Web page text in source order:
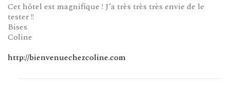
Cet hôtel est magnifique ! J’a très très très envie de le
tester !!
Bises
Coline
http://bienvenuechezcoline.com